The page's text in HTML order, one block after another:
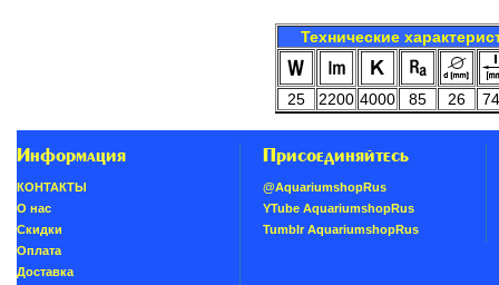
Технические
25 2200 4000 85 26
Информация
КОНТАКТЫ
О нас
Скидки
Oплатa
Доставка
Присоединяйтесь
@AquariumshopRus
YTube AquariumshopRus
Tumblr AquariumshopRus